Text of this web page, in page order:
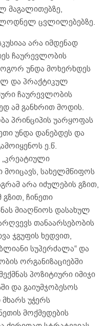
მაგალითებზე,
ცვლილებებზე.
არა იმდენად
ჩაურევლობის
უნდა მოხერხდეს
და პრაქტიკულ
ჩაურევლობის
ამ განხრით მოდის.
პრინციპის უარყოფას
უნდა დანებდეს და
ე.წ.
„კრეატიული
მოიცავს, სახელმწიფოს
არა იძულების გზით,
ჩინეთი
მიაღწიოს დასახულ
თანაარსებობის
ჯგუფის ხედვით,
სუპერძალა“ და
ორგანიზაციებში
პოზიტიური იმიჯი
და გაიუმჯობესოს
მხარს უჭერს
მოქმედების